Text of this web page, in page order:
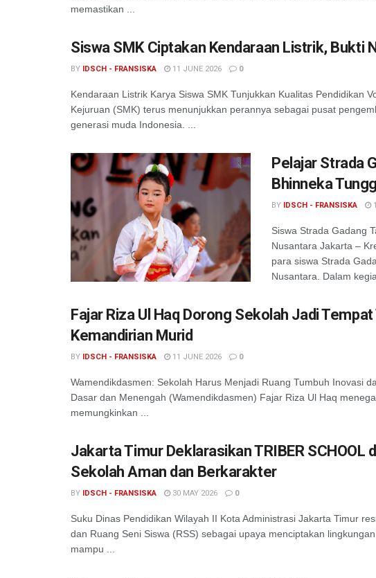
memastikan ...
Siswa SMK Ciptakan Kendaraan Listrik, Bukti
BY IDSCH - FRANSISKA 11 JUNE 2026 0
Kendaraan Listrik Karya Siswa SMK Tunjukkan Kualitas Pendidikan
Kejuruan (SMK) terus menunjukkan perannya sebagai pusat
generasi muda Indonesia. ...
Pelajar Strada
Bhinneka
BY IDSCH - FRANSISKA
Siswa Strada Gadang
Nusantara Jakarta –
para siswa Strada
Nusantara. Dalam
Fajar Riza Ul Haq Dorong Sekolah Jadi
Kemandirian Murid
BY IDSCH - FRANSISKA 11 JUNE 2026 0
Wamendikdasmen: Sekolah Harus Menjadi Ruang Tumbuh Inovasi
Dasar dan Menengah (Wamendikdasmen) Fajar Riza Ul Haq
memungkinkan ...
Jakarta Timur Deklarasikan TRIBER SCHOOL
Sekolah Aman dan Berkarakter
BY IDSCH - FRANSISKA 30 MAY 2026 0
Suku Dinas Pendidikan Wilayah II Kota Administrasi Jakarta Timur
dan Ruang Seni Siswa (RSS) sebagai upaya menciptakan
mampu ...